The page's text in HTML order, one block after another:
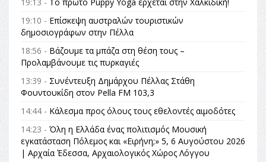
19:10 - Επίσκεψη αυστραλών τουριστικών
δημοσιογράφων στην Πέλλα
18:56 - Βάζουμε τα μπάζα στη θέση τους –
Προλαμβάνουμε τις πυρκαγιές
13:39 - Συνέντευξη Δημάρχου Πέλλας Στάθη
Φουντουκίδη στον Pella FM 103,3
14:44 - Κάλεσμα προς όλους τους εθελοντές αιμοδότες
14:23 - Όλη η Ελλάδα ένας πολιτισμός Μουσική
εγκατάσταση Πόλεμος και «Ειρήνη;» 5, 6 Αυγούστου 2026
| Αρχαία Έδεσσα, Αρχαιολογικός Χώρος Λόγγου